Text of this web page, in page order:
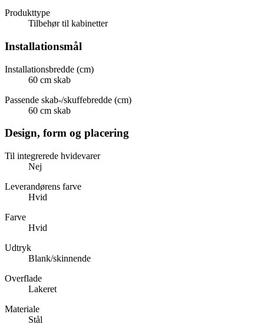
Produkttype
Tilbehør til kabinetter
Installationsmål
Installationsbredde (cm)
60 cm skab
Passende skab-/skuffebredde (cm)
60 cm skab
Design, form og placering
Til integrerede hvidevarer
Nej
Leverandørens farve
Hvid
Farve
Hvid
Udtryk
Blank/skinnende
Overflade
Lakeret
Materiale
Stål